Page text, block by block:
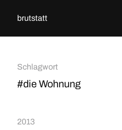
brutstatt
Schlagwort
#die Wohnung
2013